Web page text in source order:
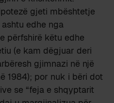
gjeti mbështetje
edhe nga
përfshirë këtu edhe
(e kam dëgjuar deri
gjimnazi në një
1984); por nuk i bëri dot
se “feja e shqyptarit